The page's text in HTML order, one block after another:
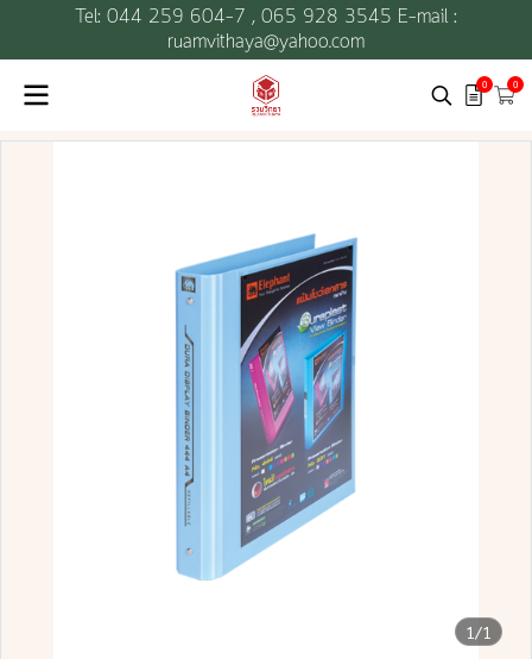
Tel: 044 259 604-7 , 065 928 3545 E-mail :
ruamvithaya@yahoo.com
0 0
1/1